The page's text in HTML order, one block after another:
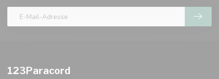
123Paracord